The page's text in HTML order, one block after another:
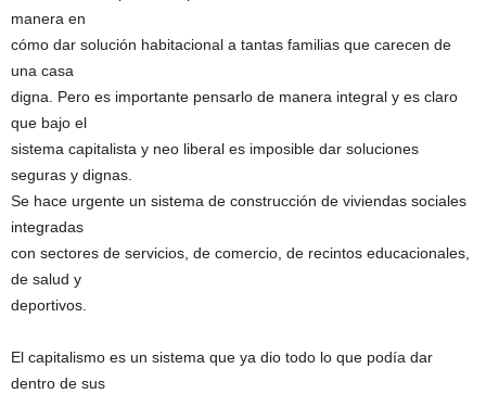
manera en
cómo dar solución habitacional a tantas familias que carecen de
una casa
digna. Pero es importante pensarlo de manera integral y es claro
que bajo el
sistema capitalista y neo liberal es imposible dar soluciones
seguras y dignas.
Se hace urgente un sistema de construcción de viviendas sociales
integradas
con sectores de servicios, de comercio, de recintos educacionales,
de salud y
deportivos.
El capitalismo es un sistema que ya dio todo lo que podía dar
dentro de sus